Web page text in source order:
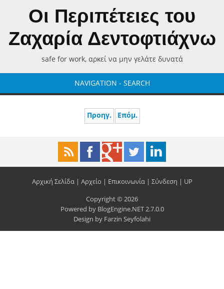
Οι Περιπέτειες του
Ζαχαρία Δεντοφτιάχνω
safe for work, αρκεί να μην γελάτε δυνατά
NAVIGATION - SEARCH
Προηγ. Επόμ.
Αρχική Σελίδα| Αρχείο | Επικοινωνία| Σύνδεση | UP
Copyright © 2026
Powered by BlogEngine.NET2.7.0.0
Design by Farzin Seyfolahi